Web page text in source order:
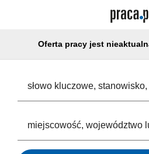
Oferta pracy jest